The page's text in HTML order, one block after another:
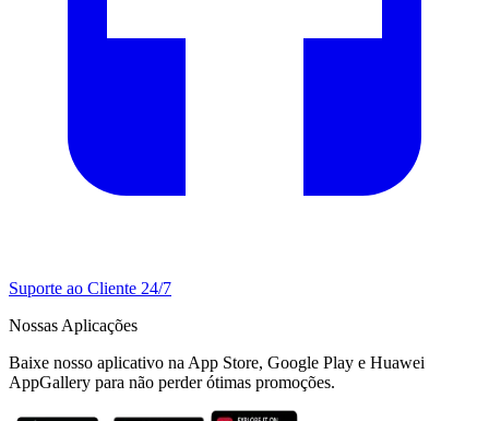
Suporte ao Cliente 24/7
Nossas Aplicações
Baixe nosso aplicativo na App Store, Google Play e Huawei
AppGallery para não perder ótimas promoções.